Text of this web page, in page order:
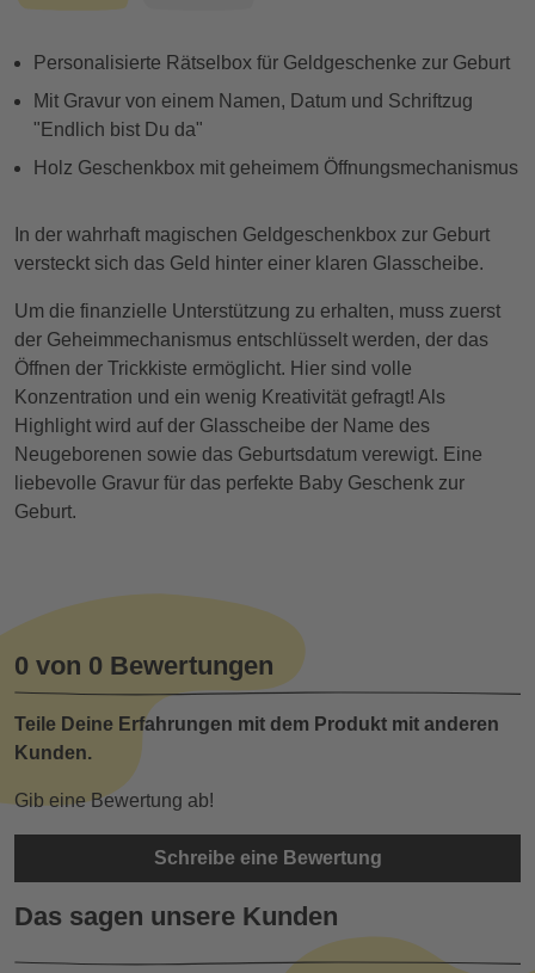
Personalisierte Rätselbox für Geldgeschenke zur Geburt
Mit Gravur von einem Namen, Datum und Schriftzug
"Endlich bist Du da"
Holz Geschenkbox mit geheimem Öffnungsmechanismus
In der wahrhaft magischen Geldgeschenkbox zur Geburt
versteckt sich das Geld hinter einer klaren Glasscheibe.
Um die finanzielle Unterstützung zu erhalten, muss zuerst
der Geheimmechanismus entschlüsselt werden, der das
Öffnen der Trickkiste ermöglicht. Hier sind volle
Konzentration und ein wenig Kreativität gefragt! Als
Highlight wird auf der Glasscheibe der Name des
Neugeborenen sowie das Geburtsdatum verewigt. Eine
liebevolle Gravur für das perfekte Baby Geschenk zur
Geburt.
0 von 0 Bewertungen
Teile Deine Erfahrungen mit dem Produkt mit anderen
Kunden.
Gib eine Bewertung ab!
Schreibe eine Bewertung
Das sagen unsere Kunden